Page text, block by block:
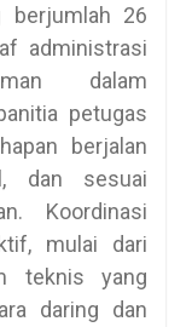
berjumlah 26
administrasi
dalam
petugas
berjalan
dan sesuai
Koordinasi
mulai dari
teknis yang
daring dan